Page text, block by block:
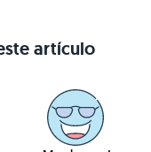
artículo